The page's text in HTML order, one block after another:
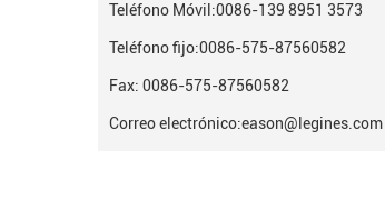
Teléfono Móvil:0086-139 8951 3573
Teléfono fijo:0086-575-87560582
Fax: 0086-575-87560582
Correo electrónico:eason@legines.com